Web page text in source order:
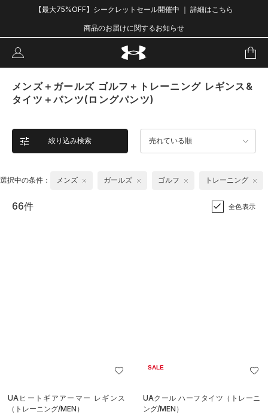
【最大75%OFF】シークレットセール開催中 ｜ 詳細はこちら
商品のお届けに関するお知らせ
メンズ＋ガールズ ゴルフ＋トレーニング レギンス&
タイツ＋パンツ(ロングパンツ)
絞り込み検索 売れている順
選択中の条件： メンズ ガールズ ゴルフ トレーニング
66件 全色表示
UAヒートギアアーマー レギンス
（トレーニング/MEN）
SALE
UAクール ハーフタイツ（トレーニ
ング/MEN）